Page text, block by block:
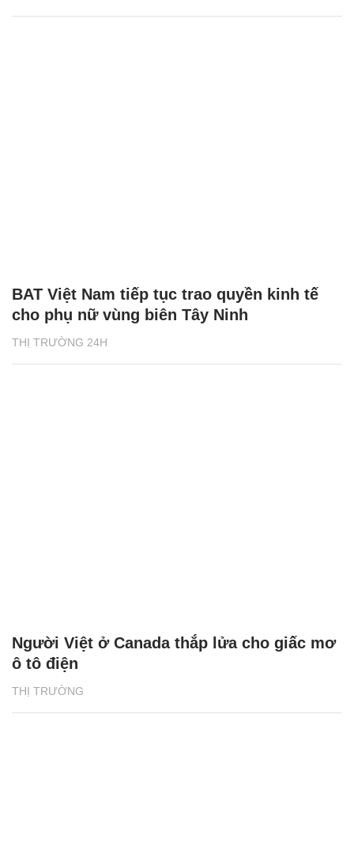
THỊ TRƯỜNG 24H
BAT Việt Nam tiếp tục trao quyền kinh tế
cho phụ nữ vùng biên Tây Ninh
THỊ TRƯỜNG
Người Việt ở Canada thắp lửa cho giấc mơ
ô tô điện